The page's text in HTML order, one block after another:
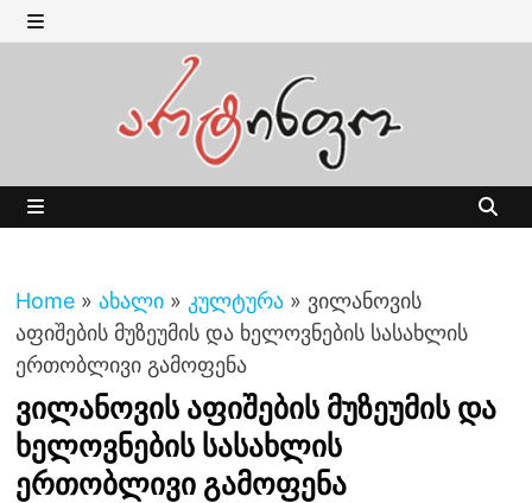
Skip
to MENU
Home » ახალი » კულტურა » ვილანოვის
აფიშების მუზეუმის და ხელოვნების სასახლის
ერთობლივი გამოფენა
ვილანოვის აფიშების მუზეუმის და
ხელოვნების სასახლის
ერთობლივი გამოფენა